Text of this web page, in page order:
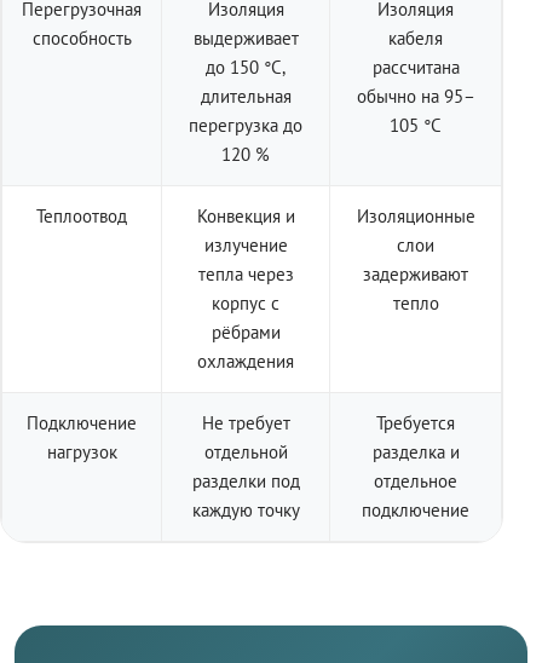
Перегрузочная
способность
Изоляция
выдерживает
до 150 °C,
длительная
перегрузка до
120 %
Изоляция
кабеля
рассчитана
обычно на 95–
105 °C
Теплоотвод
Конвекция и
излучение
тепла через
корпус с
рёбрами
охлаждения
Изоляционные
слои
задерживают
тепло
Подключение
нагрузок
Не требует
отдельной
разделки под
каждую точку
Требуется
разделка и
отдельное
подключение